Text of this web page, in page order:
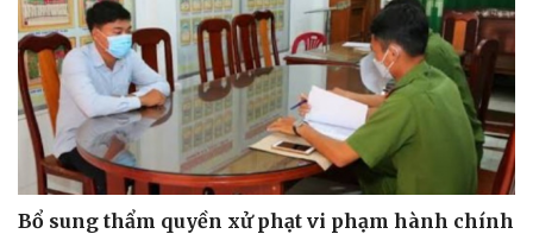
Bổ sung thẩm quyền xử phạt vi phạm hành chính